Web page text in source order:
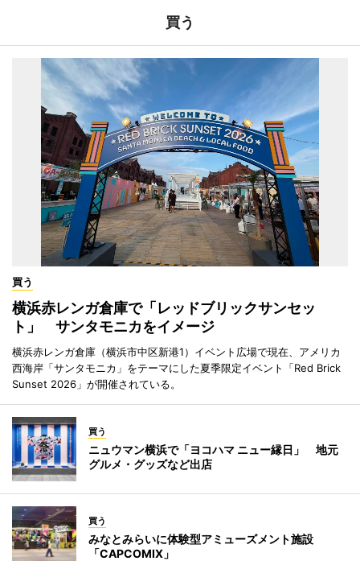
買う
買う
横浜赤レンガ倉庫で「レッドブリックサンセッ
ト」 サンタモニカをイメージ
横浜赤レンガ倉庫（横浜市中区新港1）イベント広場で現在、アメリカ
西海岸「サンタモニカ」をテーマにした夏季限定イベント「Red Brick
Sunset 2026」が開催されている。
買う
ニュウマン横浜で「ヨコハマ ニュー縁日」 地元
グルメ・グッズなど出店
買う
みなとみらいに体験型アミューズメント施設
「CAPCOMIX」